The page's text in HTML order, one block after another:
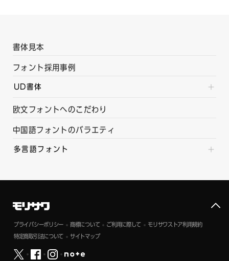
書体見本
フォント採用事例
UD書体
欧文フォントへのこだわり
中国語フォントのバラエティ
多言語フォント
プライバシーポリシー 商標について ご利用に際して モリサワストア利用規約
特定商取引法について サイトマップ